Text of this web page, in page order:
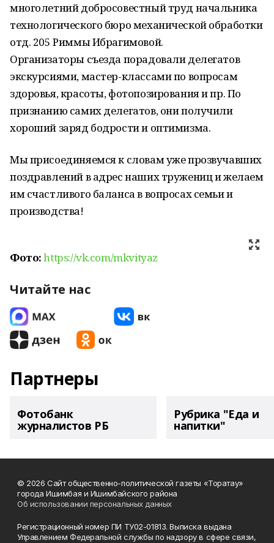
многолетний добросовестный труд начальника
технологического бюро механической обработки
отд. 205 Риммы Ибрагимовой.
Организаторы съезда порадовали делегатов
экскурсиями, мастер-классами по вопросам
здоровья, красоты, фотопозирования и пр. По
признанию самих делегатов, они получили
хороший заряд бодрости и оптимизма.
Мы присоединяемся к словам уже прозвучавших
поздравлений в адрес наших тружениц и желаем
им счастливого баланса в вопросах семьи и
производства!
Фото:https://vk.com/mkvityaz
Читайте нас
Партнеры
Фотобанк
журналистов РБ
Рубрика "Еда и
напитки"
© 2026 Сайт общественно-политической газеты «Торатау»
города Ишимбая и Ишимбайского района
Об использовании персональных данных
Регистрационный номер ПИ ТУ02-01813. Выписка выдана
Управлением Федеральной службы по надзору в сфере связи,